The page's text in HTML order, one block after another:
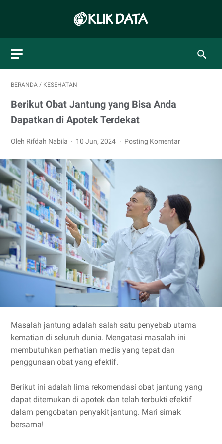
BERANDA / KESEHATAN
Berikut Obat Jantung yang Bisa Anda
Dapatkan di Apotek Terdekat
Oleh Rifdah Nabila 10 Jun, 2024 Posting Komentar
Masalah jantung adalah salah satu penyebab utama
kematian di seluruh dunia. Mengatasi masalah ini
membutuhkan perhatian medis yang tepat dan
penggunaan obat yang efektif.
Berikut ini adalah lima rekomendasi obat jantung yang
dapat ditemukan di apotek dan telah terbukti efektif
dalam pengobatan penyakit jantung. Mari simak
bersama!